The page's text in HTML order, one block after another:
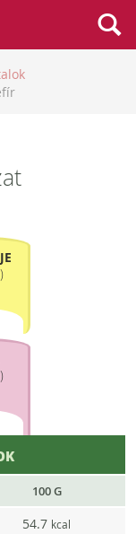
)
)
100 G
54.7 kcal